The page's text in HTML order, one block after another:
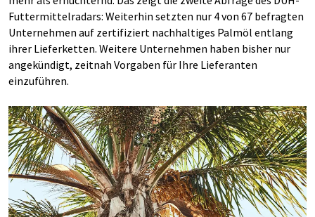
Futtermittelradars: Weiterhin setzten nur 4 von 67 befragten
Unternehmen auf zertifiziert nachhaltiges Palmöl entlang
ihrer Lieferketten. Weitere Unternehmen haben bisher nur
angekündigt, zeitnah Vorgaben für Ihre Lieferanten
einzuführen.